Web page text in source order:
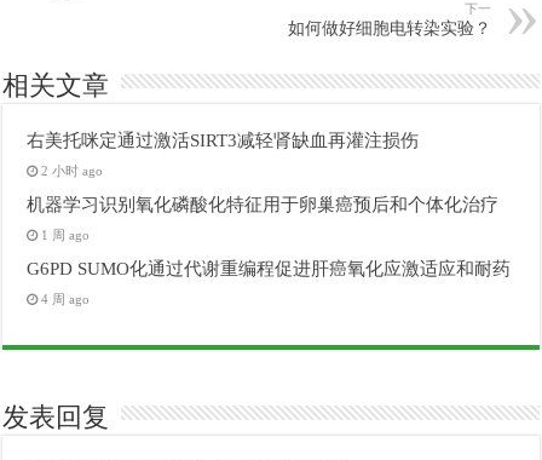
下一
如何做好细胞电转染实验？
相关文章
右美托咪定通过激活SIRT3减轻肾缺血再灌注损伤
2 小时 ago
机器学习识别氧化磷酸化特征用于卵巢癌预后和个体化治疗
1 周 ago
G6PD SUMO化通过代谢重编程促进肝癌氧化应激适应和耐药
4 周 ago
发表回复